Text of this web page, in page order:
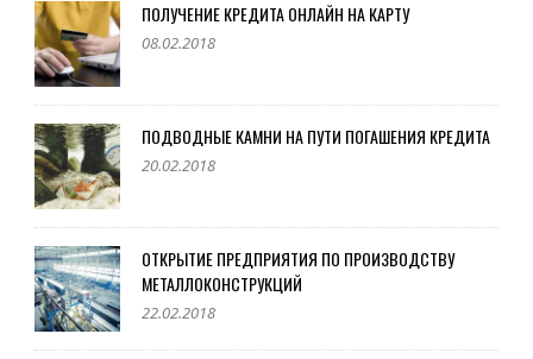
ПОЛУЧЕНИЕ КРЕДИТА ОНЛАЙН НА КАРТУ
08.02.2018
ПОДВОДНЫЕ КАМНИ НА ПУТИ ПОГАШЕНИЯ КРЕДИТА
20.02.2018
ОТКРЫТИЕ ПРЕДПРИЯТИЯ ПО ПРОИЗВОДСТВУ
МЕТАЛЛОКОНСТРУКЦИЙ
22.02.2018